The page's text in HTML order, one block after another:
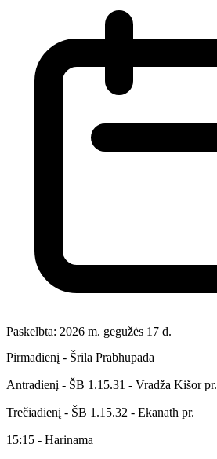
Paskelbta: 2026 m. gegužės 17 d.
Pirmadienį - Šrila Prabhupada
Antradienį - ŠB 1.15.31 - Vradža Kišor pr.
Trečiadienį - ŠB 1.15.32 - Ekanath pr.
15:15 - Harinama